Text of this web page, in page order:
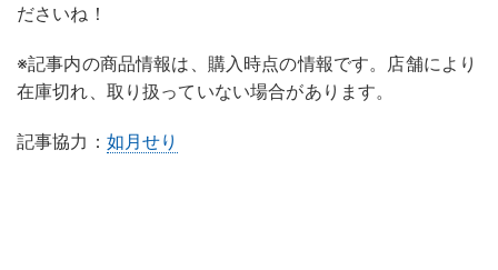
ださいね！
※記事内の商品情報は、購入時点の情報です。店舗により
在庫切れ、取り扱っていない場合があります。
記事協力： 如月せり